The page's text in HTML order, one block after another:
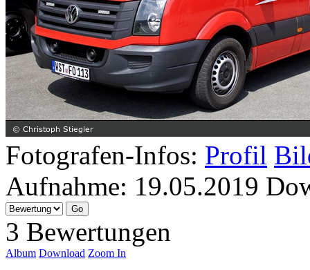
Fotografen-Infos: Profil
Aufnahme: 19.05.2019
3 Bewertungen
Album Download Zoom In